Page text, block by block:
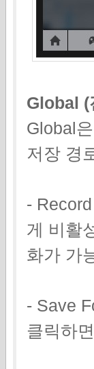
Global (
Global
저장 경
-
게 비활
화가 가
- Save
클릭하